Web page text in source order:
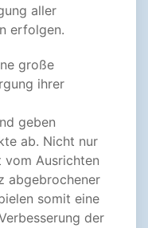
aller
erfolgen.
große
ihrer
geben
ab. Nicht nur
vom Ausrichten
abgebrochener
somit eine
der